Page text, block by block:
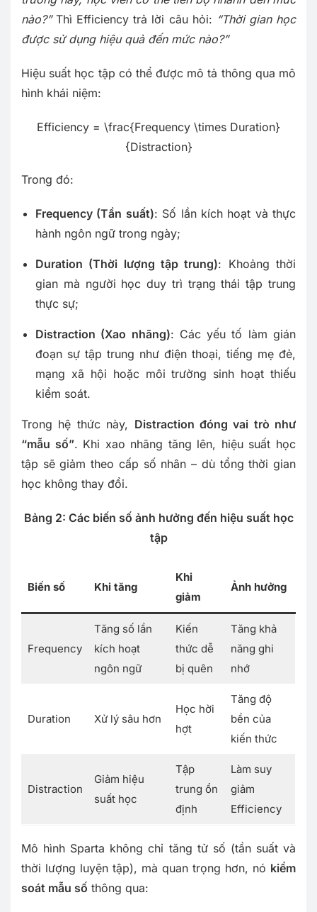
nào?”Thì Efficiency trả lời câu hỏi: “Thời gian học
được sử dụng hiệu quả đến mức nào?”
Hiệu suất học tập có thể được mô tả thông qua mô
hình khái niệm:
Efficiency = \frac{Frequency \times Duration}
{Distraction}
Trong đó:
Frequency (Tần suất): Số lần kích hoạt và thực
hành ngôn ngữ trong ngày;
Duration (Thời lượng tập trung): Khoảng thời
gian mà người học duy trì trạng thái tập trung
thực sự;
Distraction (Xao nhãng): Các yếu tố làm gián
đoạn sự tập trung như điện thoại, tiếng mẹ đẻ,
mạng xã hội hoặc môi trường sinh hoạt thiếu
kiểm soát.
Trong hệ thức này, Distraction đóng vai trò như
“mẫu số”. Khi xao nhãng tăng lên, hiệu suất học
tập sẽ giảm theo cấp số nhân – dù tổng thời gian
học không thay đổi.
Bảng 2: Các biến số ảnh hưởng đến hiệu suất học
tập
Biến số Khi tăng
Khi
giảm
Ảnh hưởng
Frequency
Tăng số lần
kích hoạt
ngôn ngữ
Kiến
thức dễ
bị quên
Tăng khả
năng ghi
nhớ
Duration Xử lý sâu hơn
Học hời
hợt
Tăng độ
bền của
kiến thức
Distraction
Giảm hiệu
suất học
Tập
trung ổn
định
Làm suy
giảm
Efficiency
Mô hình Sparta không chỉ tăng tử số (tần suất và
thời lượng luyện tập), mà quan trọng hơn, nó kiểm
soát mẫu số thông qua: